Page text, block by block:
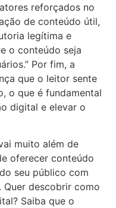
reforçados no
de conteúdo útil,
legítima e
o conteúdo seja
Por fim, a
que o leitor sente
o que é fundamental
digital e elevar o
muito além de
oferecer conteúdo
seu público com
Quer descobrir como
Saiba que o